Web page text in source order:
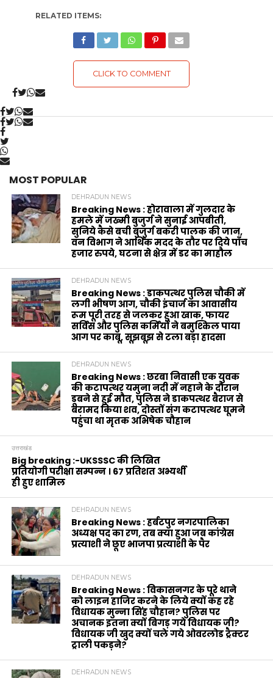
RELATED ITEMS:
CLICK TO COMMENT
MOST POPULAR
DEHRADUN NEWS
Breaking News : होरावाला में गुलदार के
हमले में जख्मी बुजुर्ग ने सुनाई आपबीती,
सुनिये कैसे बची बुजुर्ग बकरी पालक की जान,
वन विभाग ने आर्थिक मदद के‌ तौर पर दिये पाँच
हजार रुपये, घटना से क्षेत्र में डर का माहौल
DEHRADUN NEWS
Breaking News : डाकपत्थर पुलिस चौकी में
लगी भीषण आग, चौकी इंचार्ज का आवासीय
रूम पूरी तरह से जलकर हुआ खाक, फायर
सर्विस और पुलिस कर्मियों ने बमुश्किल पाया
आग पर काबू, सूझबूझ से टला बड़ा हादसा
DEHRADUN NEWS
Breaking News : छरबा निवासी एक युवक
की कटापत्थर यमुना नदी में नहाने के दौरान
डूबने से हुई मौत, पुलिस ने डाकपत्थर बैराज से
बरामद किया शव, दोस्तों संग कटापत्थर घूमने
पहुंचा था मृतक अभिषेक चौहान
उत्तराखंड
Big breaking :-UKSSSC की लिखित
प्रतियोगी परीक्षा सम्पन्न । 67 प्रतिशत अभ्यर्थी
ही हुए शामिल
DEHRADUN NEWS
Breaking News : हर्बटपुर नगरपालिका
अध्यक्ष पद का रण, तब क्या हुआ जब कांग्रेस
प्रत्याशी ने छूए भाजपा प्रत्याशी के पैर
DEHRADUN NEWS
Breaking News : विकासनगर के पूरे थाने
को लाइन हाजिर करने के लिये क्यों कह रहे
विधायक मुन्ना सिंह चौहान? पुलिस पर
अचानक इतना क्यों बिगड़ गये विधायक जी?
विधायक जी खुद क्यों चले गये ओवरलोड ट्रैक्टर
ट्राली पकड़ने?
DEHRADUN NEWS